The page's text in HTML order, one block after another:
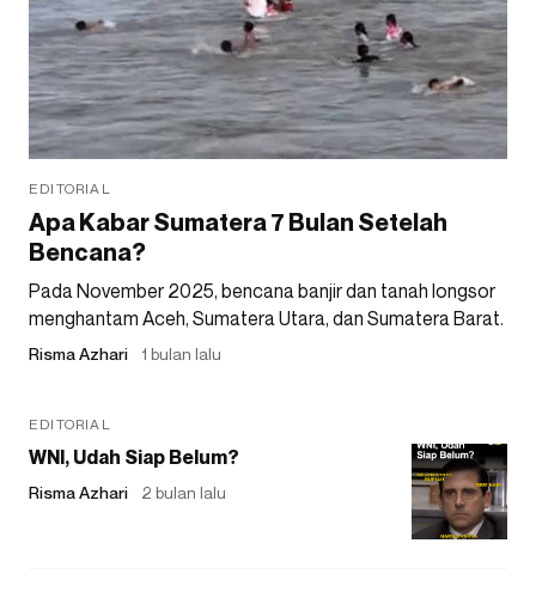
EDITORIAL
Apa Kabar Sumatera 7 Bulan Setelah
Bencana?
Pada November 2025, bencana banjir dan tanah longsor
menghantam Aceh, Sumatera Utara, dan Sumatera Barat.
Risma Azhari 1 bulan lalu
EDITORIAL
WNI, Udah Siap Belum?
Risma Azhari 2 bulan lalu